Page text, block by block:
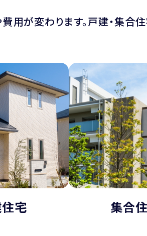
用が変わります。戸建・集合住
宅 集合